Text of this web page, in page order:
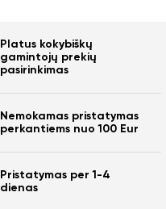
Platus kokybiškų
gamintojų prekių
pasirinkimas
Nemokamas pristatymas
perkantiems nuo 100 Eur
Pristatymas per 1-4
dienas